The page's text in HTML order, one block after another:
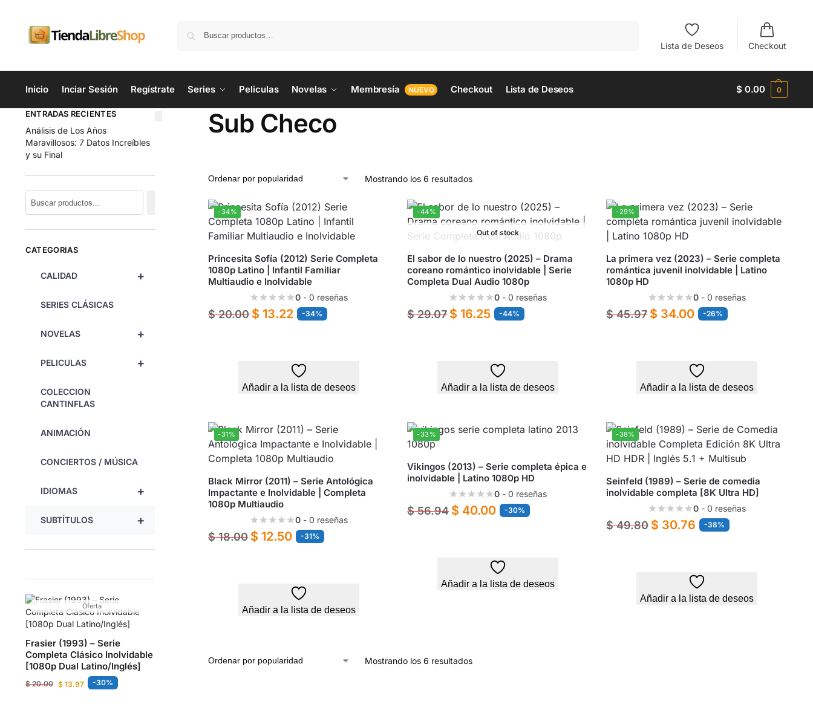
Lista de Deseos Checkout
Inicio Inciar Sesión Regístrate Series Peliculas Novelas Membresía NUEVO Checkout Lista de Deseos $ 0.00 0
Sub Checo
Mostrando los 6 resultados
-34%
Princesita Sofía (2012) Serie Completa
1080p Latino | Infantil Familiar
Multiaudio e Inolvidable
0- 0 reseñas
$20.00 $ 13.22 -34%
Añadir a la lista de deseos
-44%
Out of stock
El sabor de lo nuestro (2025) – Drama
coreano romántico inolvidable | Serie
Completa Dual Audio 1080p
0- 0 reseñas
$29.07 $ 16.25 -44%
Añadir a la lista de deseos
-29%
La primera vez (2023) – Serie completa
romántica juvenil inolvidable | Latino
1080p HD
0- 0 reseñas
$45.97 $ 34.00 -26%
Añadir a la lista de deseos
-31%
Black Mirror (2011) – Serie Antológica
Impactante e Inolvidable | Completa
1080p Multiaudio
0- 0 reseñas
$18.00 $ 12.50 -31%
Añadir a la lista de deseos
-33%
Vikingos (2013) – Serie completa épica e
inolvidable | Latino 1080p HD
0- 0 reseñas
$56.94 $ 40.00 -30%
Añadir a la lista de deseos
-38%
Seinfeld (1989) – Serie de comedia
inolvidable completa [8K Ultra HD]
0- 0 reseñas
$49.80 $ 30.76 -38%
Añadir a la lista de deseos
Mostrando los 6 resultados
ENTRADAS RECIENTES
Análisis de Los Años
Maravillosos: 7 Datos Increíbles
y su Final
CATEGORIAS
+
CALIDAD
SERIES CLÁSICAS
+
NOVELAS
+
PELICULAS
COLECCION
CANTINFLAS
ANIMACIÓN
CONCIERTOS / MÚSICA
+
IDIOMAS
+
SUBTÍTULOS
Oferta
Frasier (1993) – Serie
Completa Clásico Inolvidable
[1080p Dual Latino/Inglés]
$20.00 $13.97 -30%